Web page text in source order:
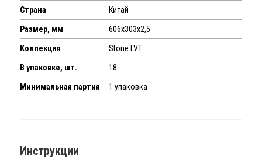
Страна Китай
Размер, мм 606х303х2,5
Коллекция Stone LVT
В упаковке, шт. 18
Минимальная партия 1 упаковка
Инструкции